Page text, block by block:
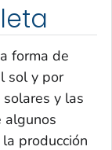
forma de
sol y por
y las
algunos
producción